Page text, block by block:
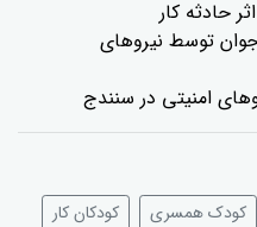
کودک و نوجوان توسط نیروهای
امنیتی در سنندج
کودک همسری کودکان کار